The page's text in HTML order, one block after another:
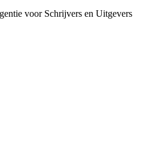
voor Schrijvers en Uitgevers